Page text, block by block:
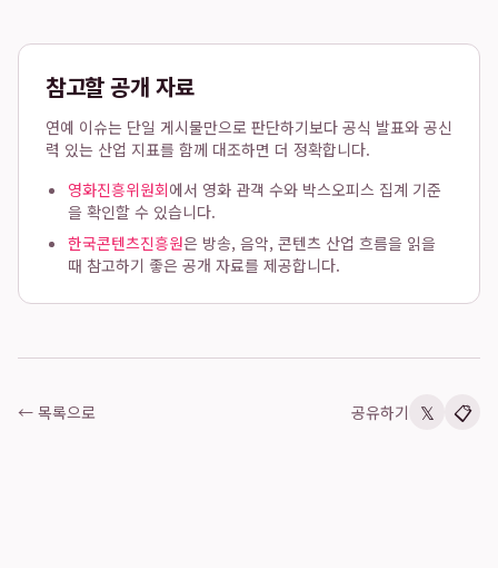
참고할 공개 자료
연예 이슈는 단일 게시물만으로 판단하기보다 공식 발표와 공신
력 있는 산업 지표를 함께 대조하면 더 정확합니다.
영화진흥위원회에서 영화 관객 수와 박스오피스 집계 기준
을 확인할 수 있습니다.
한국콘텐츠진흥원은 방송, 음악, 콘텐츠 산업 흐름을 읽을
때 참고하기 좋은 공개 자료를 제공합니다.
← 목록으로 공유하기 𝕏 📋